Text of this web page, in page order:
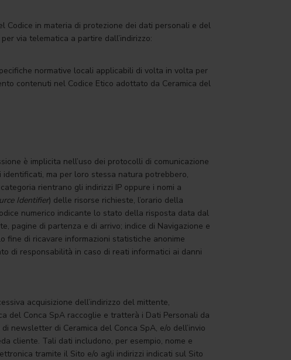
Codice in materia di protezione dei dati personali e del
via telematica a partire dall’indirizzo:
normative locali applicabili di volta in volta per
contenuti nel Codice Etico adottato da Ceramica del
è implicita nell’uso dei protocolli di comunicazione
ma per loro stessa natura potrebbero,
rientrano gli indirizzi IP oppure i nomi a
Identifier) delle risorse richieste, l’orario della
numerico indicante lo stato della risposta data dal
pagine di partenza e di arrivo; indice di Navigazione e
fine di ricavare informazioni statistiche anonime
di responsabilità in caso di reati informatici ai danni
acquisizione dell’indirizzo del mittente,
del Conca SpA raccoglie e tratterà i Dati Personali da
newsletter di Ceramica del Conca SpA, e/o dell’invio
cliente. Tali dati includono, per esempio, nome e
tramite il Sito e/o agli indirizzi indicati sul Sito